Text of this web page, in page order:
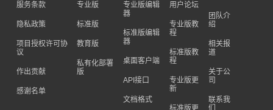
服务条款
隐私政策
项目授权许可协
议
作出贡献
感谢名单
专业版
标准版
教育版
私有化部署
版
专业版编辑
器
标准版编辑
器
桌面客户端
API接口
文档格式
用户论坛
专业版教
程
标准版教
程
专业版更
新
标准版更
团队介
绍
相关报
道
关于公
司
联系我
们